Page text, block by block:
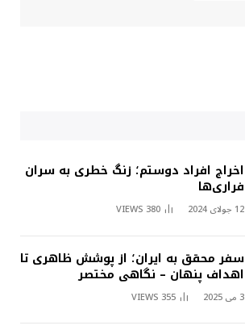
اخراج افراد دوستم؛ زنگ خطری به سران
فراری‌ها
12 جولای 2024 380
VIEWS
سفر محقق به ایران؛ از پوشش ظاهری تا
اهداف پنهان – نگاهی مختصر
3 می 2025 355
VIEWS